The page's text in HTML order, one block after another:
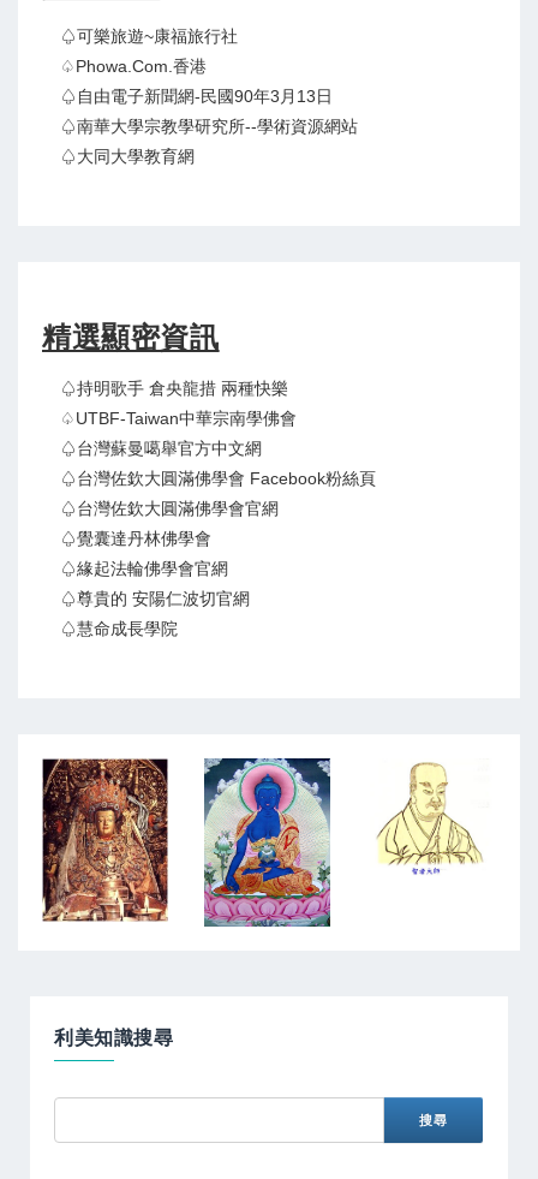
♤可樂旅遊~康福旅行社
♤Phowa.com.香港
♤自由電子新聞網-民國90年3月13日
♤南華大學宗教學研究所--學術資源網站
♤大同大學教育網
精選顯密資訊
♤持明歌手 倉央龍措 兩種快樂
♤UTBF-Taiwan中華宗南學佛會
♤台灣蘇曼噶舉官方中文網
♤台灣佐欽大圓滿佛學會 Facebook粉絲頁
♤台灣佐欽大圓滿佛學會官網
♤覺囊達丹林佛學會
♤緣起法輪佛學會官網
♤尊貴的 安陽仁波切官網
♤慧命成長學院
利美知識搜尋